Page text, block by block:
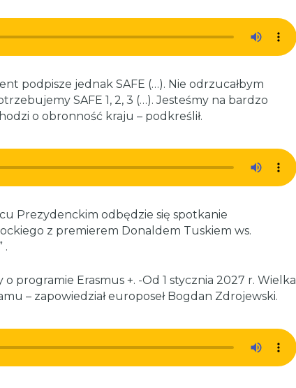
podpisze jednak SAFE (…). Nie odrzucałbym
SAFE 1, 2, 3 (…). Jesteśmy na bardzo
o obronność kraju – podkreślił.
Prezydenckim odbędzie się spotkanie
z premierem Donaldem Tuskiem ws.
.
programie Erasmus +. -Od 1 stycznia 2027 r. Wielka
– zapowiedział europoseł Bogdan Zdrojewski.